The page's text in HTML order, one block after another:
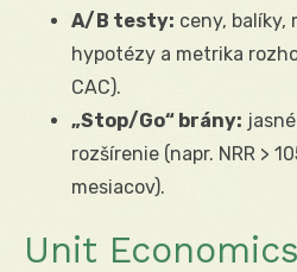
A/B testy: ceny, balíky,
hypotézy a metrika
CAC).
„Stop/Go“ brány:
rozšírenie (napr. NRR >
mesiacov).
Unit